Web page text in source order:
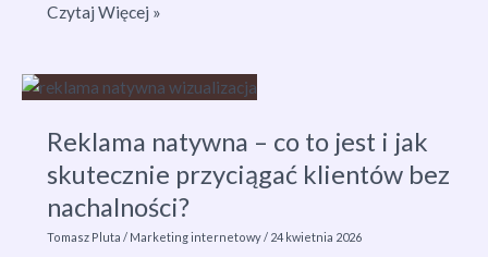
Upselling
to
Jak
zwiększyć
sprzedaż
i
wartość
Czytaj Więcej »
Reklama natywna – co to jest i jak
skutecznie przyciągać klientów bez
nachalności?
Tomasz Pluta/ Marketing internetowy/ 24 kwietnia 2026